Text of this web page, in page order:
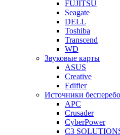
FUJITSU
Seagate
DELL
Toshiba
Transcend
WD
Звуковые карты
ASUS
Creative
Edifier
Источники
APC
Crusader
CyberPower
C3